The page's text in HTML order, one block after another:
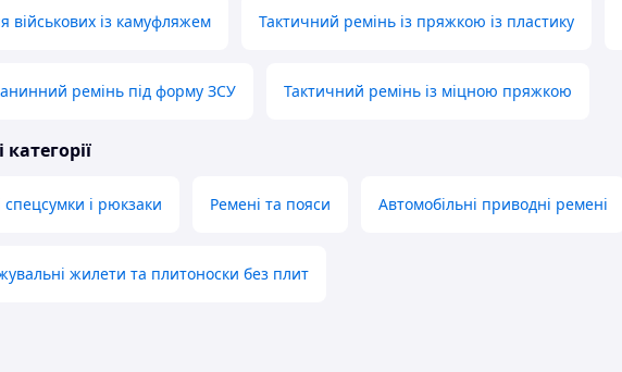
військових із камуфляжем Тактичний ремінь із пряжкою із пластику
ремінь під форму ЗСУ Тактичний ремінь із міцною пряжкою
спецсумки і рюкзаки Ремені та пояси Автомобільні приводні ремені
жилети та плитоноски без плит